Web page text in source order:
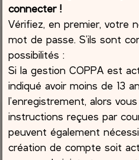
connecter !
Vérifiez, en premier, votre
mot de passe. S’ils sont
possibilités :
Si la gestion COPPA est
indiqué avoir moins de 13
l’enregistrement, alors
instructions reçues par
peuvent également
création de compte soit